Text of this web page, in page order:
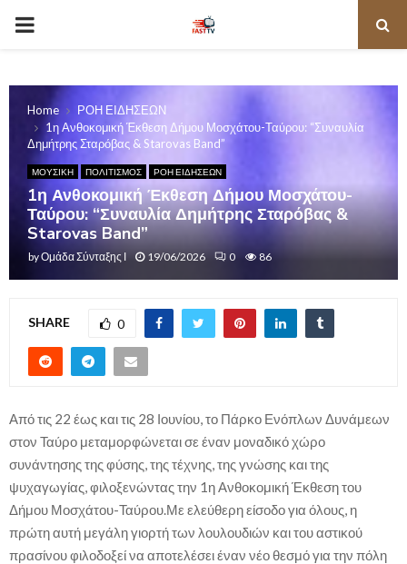
PRIMARY
Home
ΡΟΗ ΕΙΔΗΣΕΩΝ
1η Ανθοκομική Έκθεση Δήμου Μοσχάτου-Ταύρου: “Συναυλία
Δημήτρης Σταρόβας & Starovas Band”
ΜΟΥΣΙΚΗ ΠΟΛΙΤΙΣΜΟΣ ΡΟΗ ΕΙΔΗΣΕΩΝ
1η Ανθοκομική Έκθεση Δήμου Μοσχάτου-
Ταύρου: “Συναυλία Δημήτρης Σταρόβας &
Starovas Band”
byΟμάδα Σύνταξης Ι 19/06/2026 0 86
SHARE 0
Από τις 22 έως και τις 28 Ιουνίου, το Πάρκο Ενόπλων Δυνάμεων
στον Ταύρο μεταμορφώνεται σε έναν μοναδικό χώρο
συνάντησης της φύσης, της τέχνης, της γνώσης και της
ψυχαγωγίας, φιλοξενώντας την 1η Ανθοκομική Έκθεση του
Δήμου Μοσχάτου-Ταύρου.Με ελεύθερη είσοδο για όλους, η
πρώτη αυτή μεγάλη γιορτή των λουλουδιών και του αστικού
πρασίνου φιλοδοξεί να αποτελέσει έναν νέο θεσμό για την πόλη